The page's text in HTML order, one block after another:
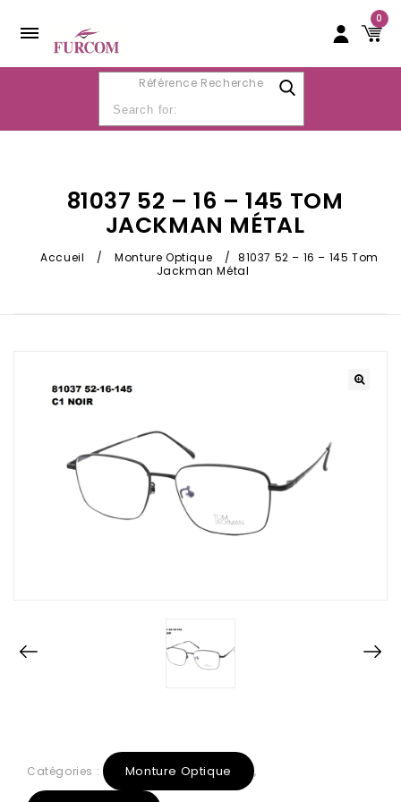
0
Référence Recherche
81037 52 – 16 – 145 TOM
JACKMAN MÉTAL
Accueil / Monture Optique / 81037 52 – 16 – 145 Tom
Jackman Métal
Catégories : Monture Optique ,